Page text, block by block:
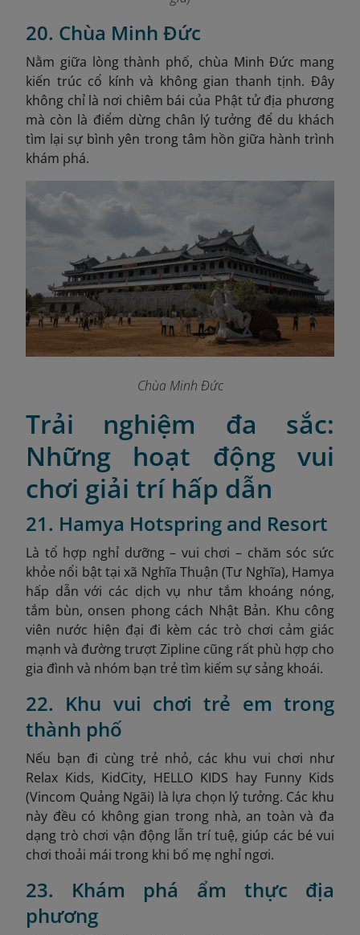
20. Chùa Minh Đức
Nằm giữa lòng thành phố, chùa Minh Đức mang
kiến trúc cổ kính và không gian thanh tịnh. Đây
không chỉ là nơi chiêm bái của Phật tử địa phương
mà còn là điểm dừng chân lý tưởng để du khách
tìm lại sự bình yên trong tâm hồn giữa hành trình
khám phá.
Chùa Minh Đức
Trải nghiệm đa sắc:
Những hoạt động vui
chơi giải trí hấp dẫn
21. Hamya Hotspring and Resort
Là tổ hợp nghỉ dưỡng – vui chơi – chăm sóc sức
khỏe nổi bật tại xã Nghĩa Thuận (Tư Nghĩa), Hamya
hấp dẫn với các dịch vụ như tắm khoáng nóng,
tắm bùn, onsen phong cách Nhật Bản. Khu công
viên nước hiện đại đi kèm các trò chơi cảm giác
mạnh và đường trượt Zipline cũng rất phù hợp cho
gia đình và nhóm bạn trẻ tìm kiếm sự sảng khoái.
22. Khu vui chơi trẻ em trong
thành phố
Nếu bạn đi cùng trẻ nhỏ, các khu vui chơi như
Relax Kids, KidCity, HELLO KIDS hay Funny Kids
(Vincom Quảng Ngãi) là lựa chọn lý tưởng. Các khu
này đều có không gian trong nhà, an toàn và đa
dạng trò chơi vận động lẫn trí tuệ, giúp các bé vui
chơi thoải mái trong khi bố mẹ nghỉ ngơi.
23. Khám phá ẩm thực địa
phương